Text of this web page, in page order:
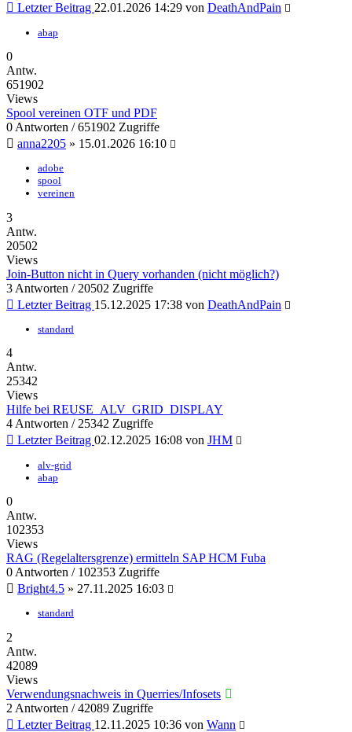
Letzter Beitrag 22.01.2026 14:29 von DeathAndPain
abap
0
Antw.
651902
Views
Spool vereinen OTF und PDF
0 Antworten / 651902 Zugriffe
anna2205 » 15.01.2026 16:10
adobe
spool
vereinen
3
Antw.
20502
Views
Join-Button nicht in Query vorhanden (nicht möglich?)
3 Antworten / 20502 Zugriffe
Letzter Beitrag 15.12.2025 17:38 von DeathAndPain
standard
4
Antw.
25342
Views
Hilfe bei REUSE_ALV_GRID_DISPLAY
4 Antworten / 25342 Zugriffe
Letzter Beitrag 02.12.2025 16:08 von JHM
alv-grid
abap
0
Antw.
102353
Views
RAG (Regelaltersgrenze) ermitteln SAP HCM Fuba
0 Antworten / 102353 Zugriffe
Bright4.5 » 27.11.2025 16:03
standard
2
Antw.
42089
Views
Verwendungsnachweis in Querries/Infosets
2 Antworten / 42089 Zugriffe
Letzter Beitrag 12.11.2025 10:36 von Wann